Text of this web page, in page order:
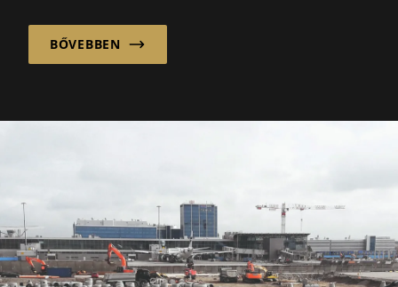
nyugalm...
BŐVEBBEN